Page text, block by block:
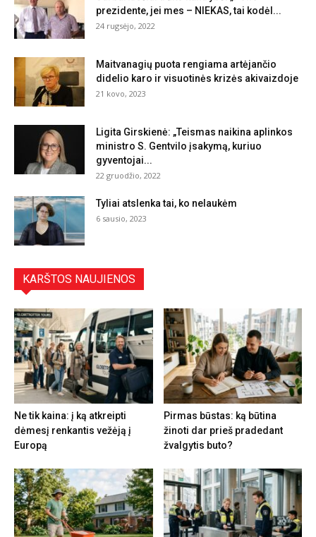
prezidente, jei mes – NIEKAS, tai kodėl...
24 rugsėjo, 2022
Maitvanagių puota rengiama artėjančio
didelio karo ir visuotinės krizės akivaizdoje
21 kovo, 2023
Ligita Girskienė: „Teismas naikina aplinkos
ministro S. Gentvilo įsakymą, kuriuo
gyventojai...
22 gruodžio, 2022
Tyliai atslenka tai, ko nelaukėm
6 sausio, 2023
KARŠTOS NAUJIENOS
Ne tik kaina: į ką atkreipti
dėmesį renkantis vežėją į
Europą
Pirmas būstas: ką būtina
žinoti dar prieš pradedant
žvalgytis buto?